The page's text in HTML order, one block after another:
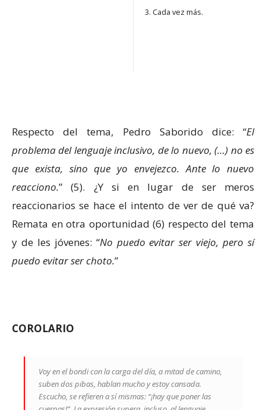
3. Cada vez más.
Respecto del tema, Pedro Saborido dice: “El
problema del lenguaje inclusivo, de lo nuevo, (…) no es
que exista, sino que yo envejezco. Ante lo nuevo
reacciono.” (5). ¿Y si en lugar de ser meros
reaccionarios se hace el intento de ver de qué va?
Remata en otra oportunidad (6) respecto del tema
y de les jóvenes: “No puedo evitar ser viejo, pero sí
puedo evitar ser choto.”
COROLARIO
Voy en el bondi con la carga del día, a mitad de camino,
suben dos pibas, hablan mucho y estoy cansada.
Escucho, se refieren a sí mismas: “¡hay que poner las